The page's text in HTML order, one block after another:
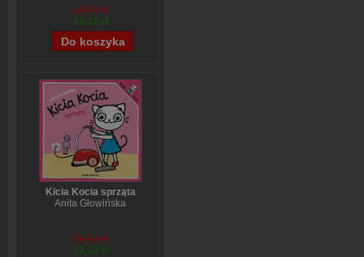
14,90 zł
12,12 zł
Kicia Kocia sprząta
Anita Głowińska
14,90 zł
12,12 zł